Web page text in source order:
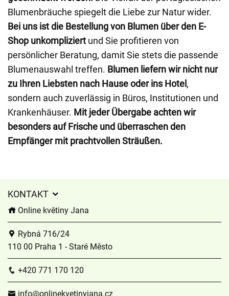
Blumenbräuche spiegelt die Liebe zur Natur wider.
Bei uns ist die Bestellung von Blumen über den E-
Shop unkompliziert und Sie profitieren von
persönlicher Beratung, damit Sie stets die passende
Blumenauswahl treffen. Blumen liefern wir nicht nur
zu Ihren Liebsten nach Hause oder ins Hotel ,
sondern auch zuverlässig in Büros, Institutionen und
Krankenhäuser. Mit jeder Übergabe achten wir
besonders auf Frische und überraschen den
Empfänger mit prachtvollen Sträußen.
KONTAKT
Online květiny Jana
Rybná 716/24
110 00 Praha 1 - Staré Město
+420 771 170 120
info@onlinekvetinyjana.cz